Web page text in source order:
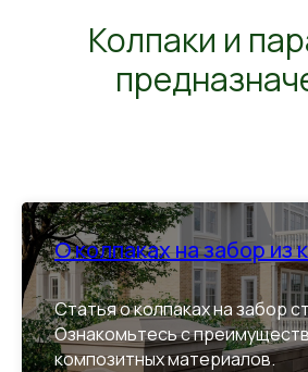
Колпаки и
О колпаках на забор из
Статья о колпаках на забор
Ознакомьтесь с
композитных материалов.